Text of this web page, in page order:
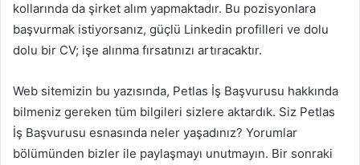
kollarında da şirket alım yapmaktadır. Bu pozisyonlara
başvurmak istiyorsanız, güçlü Linkedin profilleri ve dolu
dolu bir CV; işe alınma fırsatınızı artıracaktır.
Web sitemizin bu yazısında, Petlas İş Başvurusu hakkında
bilmeniz gereken tüm bilgileri sizlere aktardık. Siz Petlas
İş Başvurusu esnasında neler yaşadınız? Yorumlar
bölümünden bizler ile paylaşmayı unutmayın. Bir sonraki